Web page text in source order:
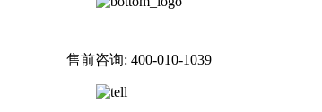
售前咨询: 400-010-1039